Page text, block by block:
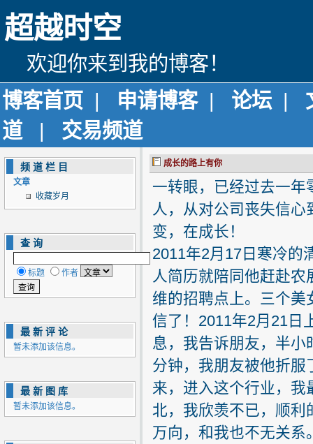
超越时空
欢迎你来到我的博客！
博客首页 | 申请博客| 论坛 |
道 | 交易频道
频道栏目
文章
收藏岁月
查询
标题 作者
最新评论
暂未添加该信息。
最新图库
暂未添加该信息。
成长的路上有你
一转眼，已经过去一
人，从对公司丧失信
变，在成长！
2011年2月17日寒冷的
人简历就陪同他赶赴
维的招聘点上。三个
信了！2011年2月21日
息，我告诉朋友，半
分钟，我朋友被他折服
来，进入这个行业，
北，我欣羡不已，顺
万向，和我也不无关系